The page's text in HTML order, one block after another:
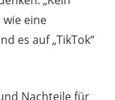
eine
es auf „TikTok“
Nachteile für